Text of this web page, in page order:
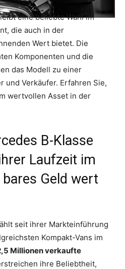
eine beliebte Wahl im
die auch in der
Wert bietet. Die
Komponenten und die
das Modell zu einer
und Verkäufer. Erfahren Sie,
wertvollen Asset in der
B-Klasse
Laufzeit im
Geld wert
seit ihrer Markteinführung
Kompakt-Vans im
Millionen verkaufte
ihre Beliebtheit,